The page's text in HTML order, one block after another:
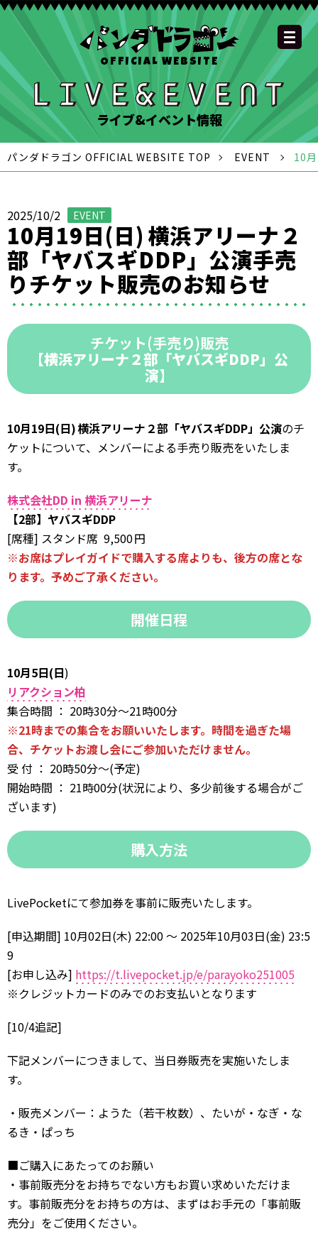
OFFICIAL WEBSITEOFFICIAL SITE TOP
NEWS MEMBER
SCHEDULE DISCOGRAPHY
GOODS
FAQ CONTACT
YOUTUBE
CHANNEL
INSTAGRAM
OFFICIAL
TWITTER
OFFICIAL LINE
ACCOUNT
OFFICIAL
TIKTOK
ライブ&イベント情報
パンダドラゴン OFFICIAL WEBSITE TOP EVENT 10
2025/10/2 EVENT
10月19日(日) 横浜アリーナ２
部「ヤバスギDDP」公演手売
りチケット販売のお知らせ
チケット(手売り)販売
【横浜アリーナ２部「ヤバスギDDP」公
演】
10月19日(日) 横浜アリーナ２部「ヤバスギDDP」公演のチ
ケットについて、メンバーによる手売り販売をいたしま
す。
株式会社DD in 横浜アリーナ
【2部】ヤバスギDDP
[席種] スタンド席 9,500 円
※お席はプレイガイドで購入する席よりも、後方の席とな
ります。予めご了承ください。
開催日程
10月5日(日)
リアクション柏
集合時間 ： 20時30分〜21時00分
※21時までの集合をお願いいたします。時間を過ぎた場
合、チケットお渡し会にご参加いただけません。
受 付 ： 20時50分〜(予定)
開始時間 ： 21時00分(状況により、多少前後する場合がご
ざいます)
購入方法
LivePocketにて参加券を事前に販売いたします。
[申込期間] 10月02日(木) 22:00 〜 2025年10月03日(金) 23:5
9
[お申し込み] https://t.livepocket.jp/e/parayoko251005
※クレジットカードのみでのお支払いとなります
[10/4追記]
下記メンバーにつきまして、当日券販売を実施いたしま
す。
・販売メンバー：ようた（若干枚数）、たいが・なぎ・な
るき・ぱっち
■ご購入にあたってのお願い
・事前販売分をお持ちでない方もお買い求めいただけま
す。事前販売分をお持ちの方は、まずはお手元の「事前販
売分」をご使用ください。